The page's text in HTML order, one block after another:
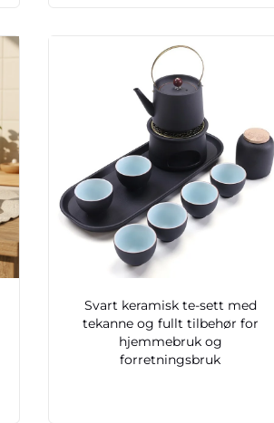
Svart keramisk te-sett med
tekanne og fullt tilbehør for
hjemmebruk og
forretningsbruk